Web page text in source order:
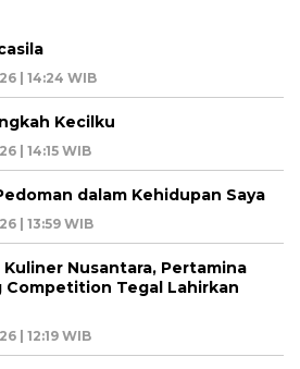
| 14:24 WIB
Kecilku
| 14:15 WIB
dalam Kehidupan Saya
| 13:59 WIB
Nusantara, Pertamina
Competition Tegal Lahirkan
| 12:19 WIB